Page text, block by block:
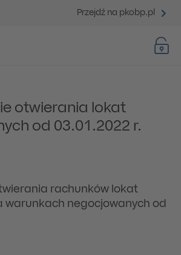
Przejdź na pkobp.pl
otwierania lokat
od 03.01.2022 r.
rachunków lokat
warunkach negocjowanych od